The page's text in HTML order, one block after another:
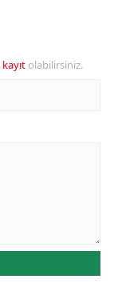
kayıt olabilirsiniz.